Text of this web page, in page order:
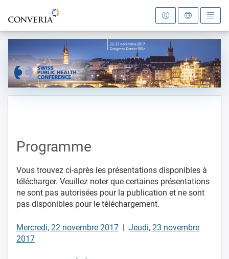
Vers la page d'accueil
Programme
Vous trouvez ci-après les présentations disponibles à
télécharger. Veuillez noter que certaines présentations
ne sont pas autorisées pour la publication et ne sont
pas disponibles pour le téléchargement.
Mercredi, 22 novembre 2017 | Jeudi, 23 novembre
2017